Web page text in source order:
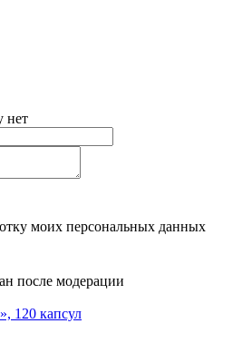
нет
моих персональных данных
после модерации
120 капсул